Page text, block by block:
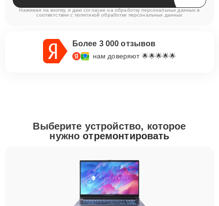
Нажимая на кнопку, я даю согласие на обработку персональных данных в
соответствии с политикой обработки персональных данных
Более 3 000 отзывов
нам доверяют 🌟🌟🌟🌟🌟
Выберите устройство, которое
нужноотремонтировать